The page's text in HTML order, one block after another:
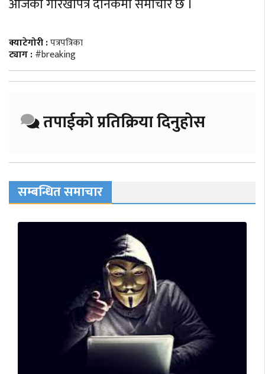
क्याटेगोरी :पत्रपत्रिका
ट्याग :#breaking
तपाईको प्रतिक्रिया दिनुहोस
सम्बन्धित समाचार